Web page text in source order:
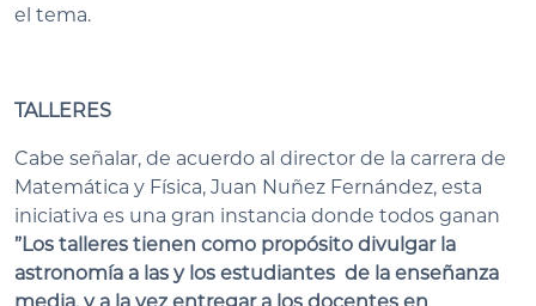
el tema.
TALLERES
Cabe señalar, de acuerdo al director de la carrera de
Matemática y Física, Juan Nuñez Fernández, esta
iniciativa es una gran instancia donde todos ganan
”Los talleres tienen como propósito divulgar la
astronomía a las y los estudiantes de la enseñanza